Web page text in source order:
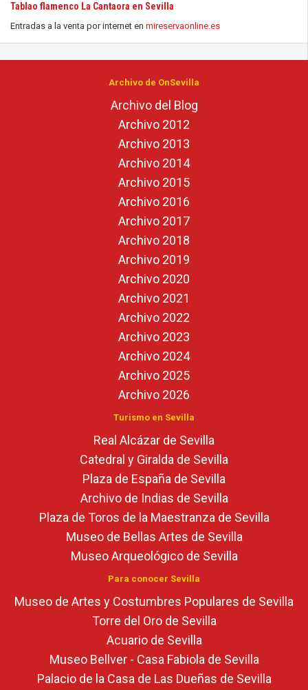
Tablao flamenco La Cantaora en Sevilla
Entradas a la venta por internet en mireservaonline.es
Archivo de OnSevilla
Archivo del Blog
Archivo 2012
Archivo 2013
Archivo 2014
Archivo 2015
Archivo 2016
Archivo 2017
Archivo 2018
Archivo 2019
Archivo 2020
Archivo 2021
Archivo 2022
Archivo 2023
Archivo 2024
Archivo 2025
Archivo 2026
Turismo en Sevilla
Real Alcázar de Sevilla
Catedral y Giralda de Sevilla
Plaza de España de Sevilla
Archivo de Indias de Sevilla
Plaza de Toros de la Maestranza de Sevilla
Museo de Bellas Artes de Sevilla
Museo Arqueológico de Sevilla
Para conocer Sevilla
Museo de Artes y Costumbres Populares de Sevilla
Torre del Oro de Sevilla
Acuario de Sevilla
Museo Bellver - Casa Fabiola de Sevilla
Palacio de la Casa de Las Dueñas de Sevilla